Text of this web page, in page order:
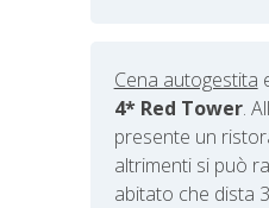
Cena autogestita
4* Red Tower.
presente un
altrimenti si può
abitato che dista